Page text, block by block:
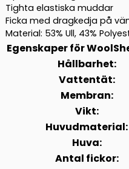
Tighta elastiska muddar
Ficka med dragkedja på
Material: 53% Ull, 43%
Egenskaper för
Hållbarhet:
Vattentät:
Membran:
Vikt:
Huvudmaterial:
Huva:
Antal fickor: